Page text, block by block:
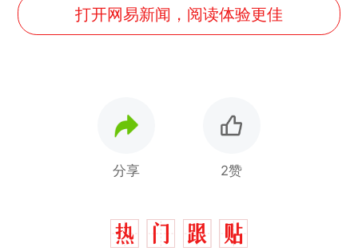
打开网易新闻，阅读体验更佳
分享 2赞